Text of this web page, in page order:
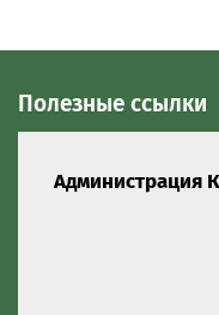
Полезные ссылки
Администрация